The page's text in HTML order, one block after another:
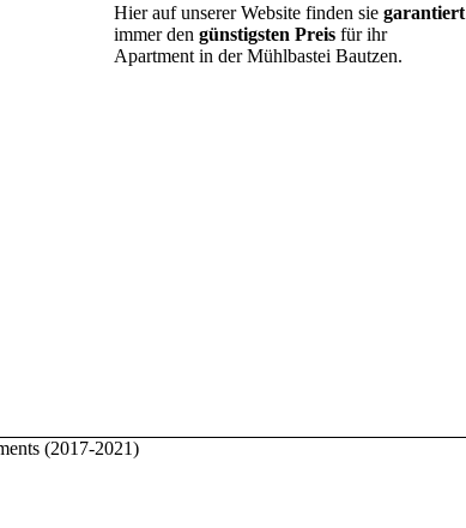
Hier auf unserer Website finden sie garantiert
immer den günstigsten Preisfür ihr
Apartment in der Mühlbastei Bautzen.
(2017-2021)